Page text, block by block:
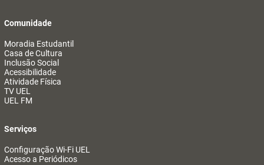
Comunidade
Moradia Estudantil
Casa de Cultura
Inclusão Social
Acessibilidade
Atividade Física
TV UEL
UEL FM
Serviços
Configuração Wi-Fi UEL
Acesso a Periódicos